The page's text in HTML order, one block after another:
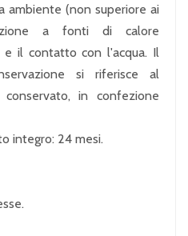
ambiente (non superiore ai
a fonti di calore
e il contatto con l'acqua. Il
si riferisce al
in confezione
integro: 24 mesi.